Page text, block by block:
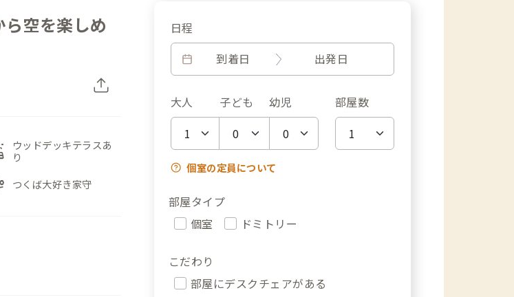
ら空を楽しめ
ウッドデッキテラスあ
り
つくば大好き家守
日程
到着日
出発日
大人 子ども 幼児 部屋数
個室の定員について
部屋タイプ
個室
ドミトリー
こだわり
部屋にデスクチェアがある